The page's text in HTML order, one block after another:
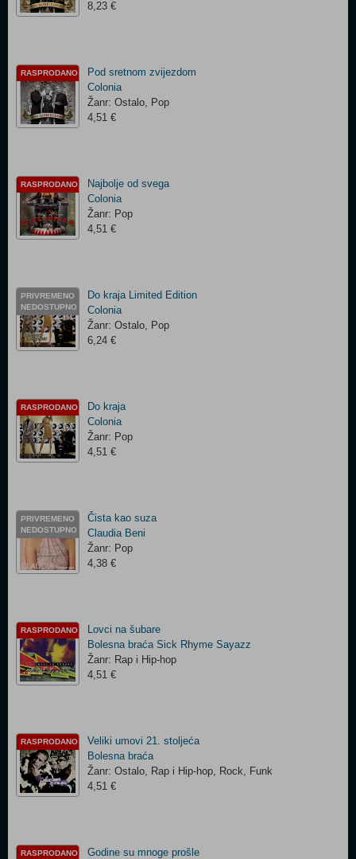
8,23 €
RASPRODANO
Pod sretnom zvijezdom
Colonia
Žanr: Ostalo, Pop
4,51 €
RASPRODANO
Najbolje od svega
Colonia
Žanr: Pop
4,51 €
PRIVREMENO
NEDOSTUPNO
Do kraja Limited Edition
Colonia
Žanr: Ostalo, Pop
6,24 €
RASPRODANO
Do kraja
Colonia
Žanr: Pop
4,51 €
PRIVREMENO
NEDOSTUPNO
Čista kao suza
Claudia Beni
Žanr: Pop
4,38 €
RASPRODANO
Lovci na šubare
Bolesna braća Sick Rhyme Sayazz
Žanr: Rap i Hip-hop
4,51 €
RASPRODANO
Veliki umovi 21. stoljeća
Bolesna braća
Žanr: Ostalo, Rap i Hip-hop, Rock, Funk
4,51 €
RASPRODANO Godine su mnoge prošle